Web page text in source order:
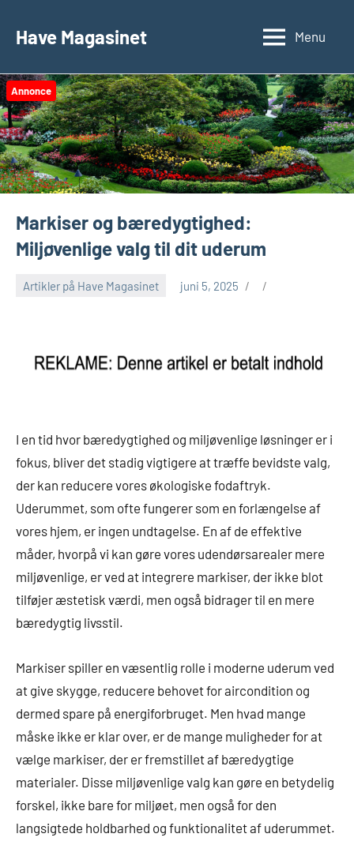
Have Magasinet Menu
Annonce
Markiser og bæredygtighed:
Miljøvenlige valg til dit uderum
Artikler på Have Magasinet juni 5, 2025
I en tid hvor bæredygtighed og miljøvenlige løsninger er i
fokus, bliver det stadig vigtigere at træffe bevidste valg,
der kan reducere vores økologiske fodaftryk.
Uderummet, som ofte fungerer som en forlængelse af
vores hjem, er ingen undtagelse. En af de effektive
måder, hvorpå vi kan gøre vores udendørsarealer mere
miljøvenlige, er ved at integrere markiser, der ikke blot
tilføjer æstetisk værdi, men også bidrager til en mere
bæredygtig livsstil.
Markiser spiller en væsentlig rolle i moderne uderum ved
at give skygge, reducere behovet for aircondition og
dermed spare på energiforbruget. Men hvad mange
måske ikke er klar over, er de mange muligheder for at
vælge markiser, der er fremstillet af bæredygtige
materialer. Disse miljøvenlige valg kan gøre en betydelig
forskel, ikke bare for miljøet, men også for den
langsigtede holdbarhed og funktionalitet af uderummet.